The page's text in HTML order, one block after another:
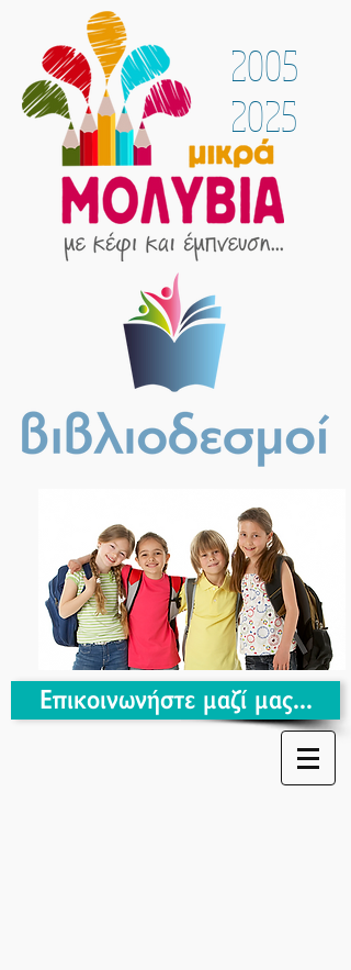
2005
2025
Επικοινωνήστε μαζί μας...